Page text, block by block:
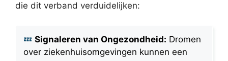
die dit verband verduidelijken:
Signaleren van Ongezondheid: Dromen
over ziekenhuisomgevingen kunnen een